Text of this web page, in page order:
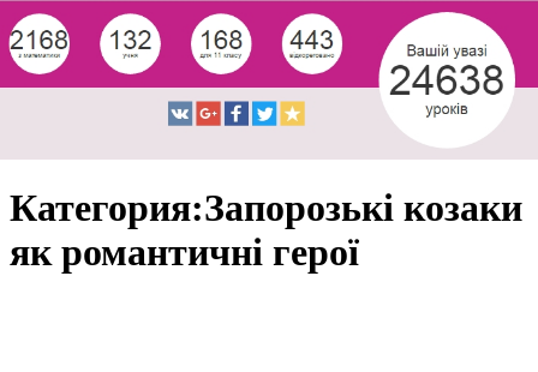
Категория:Запорозькі козаки
як романтичні герої